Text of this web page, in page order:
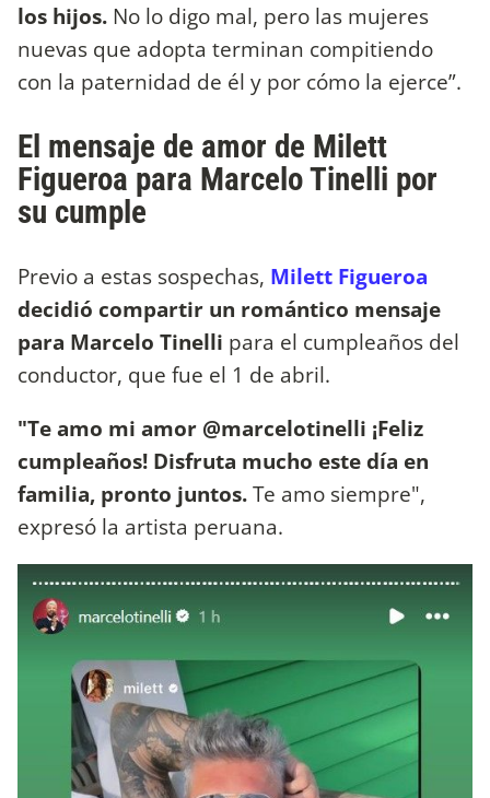
los hijos. No lo digo mal, pero las mujeres
nuevas que adopta terminan compitiendo
con la paternidad de él y por cómo la ejerce”.
El mensaje de amor de Milett
Figueroa para Marcelo Tinelli por
su cumple
Previo a estas sospechas, Milett Figueroa
decidió compartir un romántico mensaje
para Marcelo Tinelli para el cumpleaños del
conductor, que fue el 1 de abril.
"Te amo mi amor @marcelotinelli ¡Feliz
cumpleaños! Disfruta mucho este día en
familia, pronto juntos.Te amo siempre",
expresó la artista peruana.